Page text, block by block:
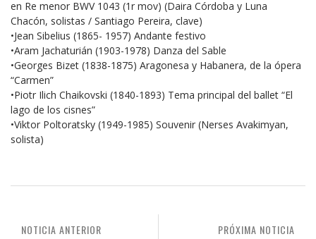
en Re menor BWV 1043 (1r mov) (Daira Córdoba y Luna
Chacón, solistas / Santiago Pereira, clave)
•Jean Sibelius (1865- 1957) Andante festivo
•Aram Jachaturián (1903-1978) Danza del Sable
•Georges Bizet (1838-1875) Aragonesa y Habanera, de la ópera
“Carmen”
•Piotr Ilich Chaikovski (1840-1893) Tema principal del ballet “El
lago de los cisnes”
•Viktor Poltoratsky (1949-1985) Souvenir (Nerses Avakimyan,
solista)
PRÓXIMA NOTICIA
NOTICIA ANTERIOR